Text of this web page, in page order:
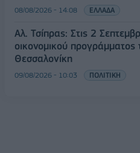
08/08/2026 - 14:08 ΕΛΛΑΔΑ
Αλ. Τσίπρας: Στις 2
οικονομικού
Θεσσαλονίκη
09/08/2026 - 10:03 ΠΟΛΙΤΙΚΗ